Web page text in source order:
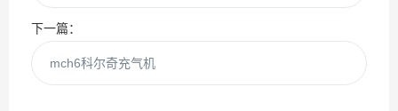
下一篇：
mch6科尔奇充气机